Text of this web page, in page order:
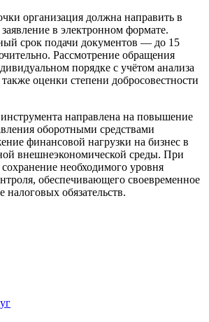
организация должна направить в
в электронном формате.
срок подачи документов — до 15
Рассмотрение обращения
порядке с учётом анализа
оценки степени добросовестности
направлена на повышение
оборотными средствами
финансовой нагрузки на бизнес в
внешнеэкономической среды. При
необходимого уровня
обеспечивающего своевременное
обязательств.